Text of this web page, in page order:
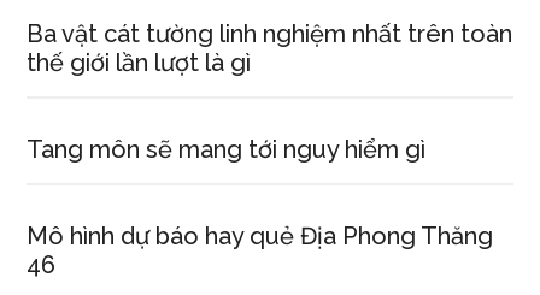
Ba vật cát tường linh nghiệm nhất trên toàn
thế giới lần lượt là gì
Tang môn sẽ mang tới nguy hiểm gì
Mô hình dự báo hay quẻ Địa Phong Thăng
46